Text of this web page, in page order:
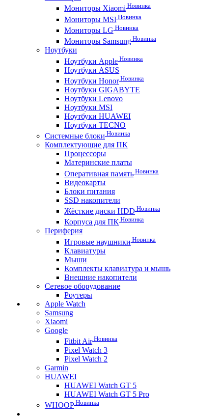
Мониторы Xiaomi Новинка
Мониторы MSI Новинка
Мониторы LG Новинка
Мониторы Samsung Новинка
Ноутбуки
Ноутбуки Apple Новинка
Ноутбуки ASUS
Ноутбуки HonorНовинка
Ноутбуки GIGABYTE
Ноутбуки Lenovo
Ноутбуки MSI
Ноутбуки HUAWEI
Ноутбуки TECNO
Системные блоки Новинка
Комплектующие для ПК
Процессоры
Материнские платы
Оперативная память Новинка
Видеокарты
Блоки питания
SSD накопители
Жёсткие диски HDD Новинка
Корпуса для ПК Новинка
Периферия
Игровые наушники Новинка
Клавиатуры
Мыши
Комплекты клавиатура и мышь
Внешние накопители
Сетевое оборудование
Роутеры
Apple Watch
Samsung
Xiaomi
Google
Fitbit AirНовинка
Pixel Watch 3
Pixel Watch 2
Garmin
HUAWEI
HUAWEI Watch GT 5
HUAWEI Watch GT 5 Pro
WHOOP Новинка